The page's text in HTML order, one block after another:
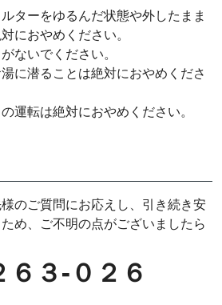
ターをゆるんだ状態や外したまま
におやめください。
ないでください。
に潜ることは絶対におやめくださ
運転は絶対におやめください。
のご質問にお応えし、引き続き安
め、ご不明の点がございましたら
６３‐０２６